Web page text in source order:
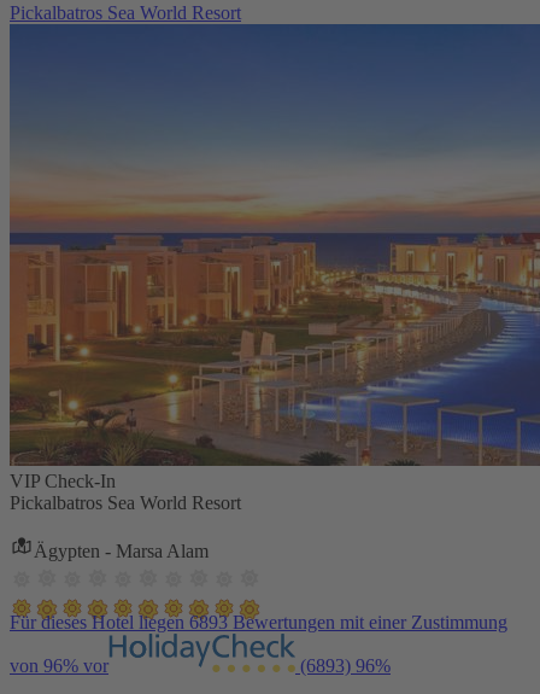
Pickalbatros Sea World Resort
VIP Check-In
Pickalbatros Sea World Resort
Ägypten - Marsa Alam
Für dieses Hotel liegen 6893 Bewertungen mit einer Zustimmung
von 96% vor (6893) 96%